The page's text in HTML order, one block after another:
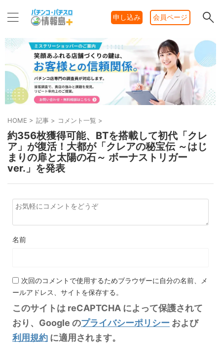
申し込み 会員ページ
HOME > 記事 > コメント一覧 >
約356枚獲得可能、BTを搭載して初代「クレ
ア」が復活！大都が「クレアの秘宝伝 ～はじ
まりの扉と太陽の石～ ボーナストリガー
ver.」を発表
名前
次回のコメントで使用するためブラウザーに自分の名前、メ
ールアドレス、サイトを保存する。
このサイトは reCAPTCHA によって保護されて
おり、Google のプライバシーポリシー および
利用規約 に適用されます。